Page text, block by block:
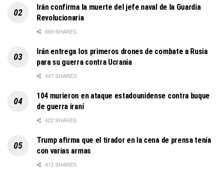
Irán confirma la muerte del jefe naval de la Guardia
Revolucionaria
669 SHARES
Irán entrega los primeros drones de combate a Rusia
para su guerra contra Ucrania
447 SHARES
104 murieron en ataque estadounidense contra buque
de guerra iraní
422 SHARES
Trump afirma que el tirador en la cena de prensa tenía
con varias armas
412 SHARES